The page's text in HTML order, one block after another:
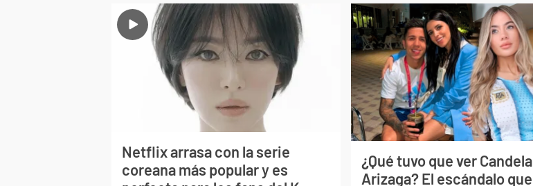
Netflix arrasa con la serie
coreana más popular y es
¿Qué tuvo que ver Candela
Arizaga? El escándalo que